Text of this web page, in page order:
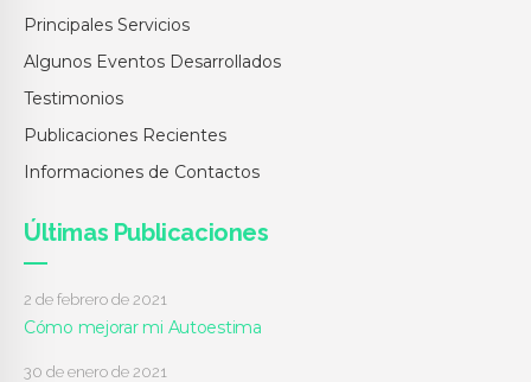
Principales Servicios
Algunos Eventos Desarrollados
Testimonios
Publicaciones Recientes
Informaciones de Contactos
Últimas Publicaciones
2 de febrero de 2021
Cómo mejorar mi Autoestima
30 de enero de 2021